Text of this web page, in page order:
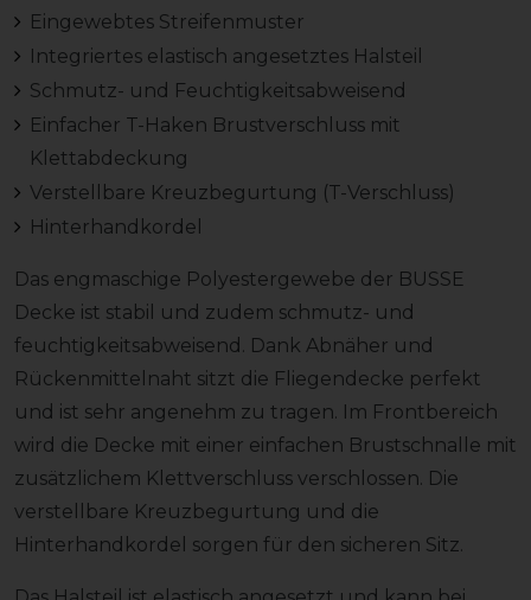
Eingewebtes Streifenmuster
Integriertes elastisch angesetztes Halsteil
Schmutz- und Feuchtigkeitsabweisend
Einfacher T-Haken Brustverschluss mit
Klettabdeckung
Verstellbare Kreuzbegurtung (T-Verschluss)
Hinterhandkordel
Das engmaschige Polyestergewebe der BUSSE
Decke ist stabil und zudem schmutz- und
feuchtigkeitsabweisend. Dank Abnäher und
Rückenmittelnaht sitzt die Fliegendecke perfekt
und ist sehr angenehm zu tragen. Im Frontbereich
wird die Decke mit einer einfachen Brustschnalle mit
zusätzlichem Klettverschluss verschlossen. Die
verstellbare Kreuzbegurtung und die
Hinterhandkordel sorgen für den sicheren Sitz.